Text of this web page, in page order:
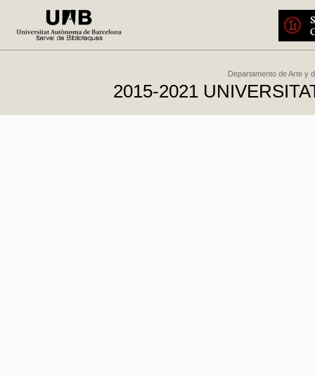
Departamento de Arte y
2015-2021